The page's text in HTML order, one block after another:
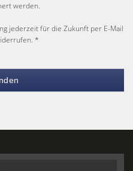
werden.
jederzeit für die Zukunft per E-Mail
*